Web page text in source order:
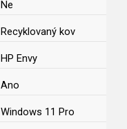
Ne
Recyklovaný kov
HP Envy
Ano
Windows 11 Pro